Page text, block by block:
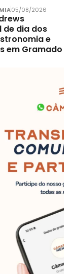
05/08/2026
dia dos
e
em Gramado